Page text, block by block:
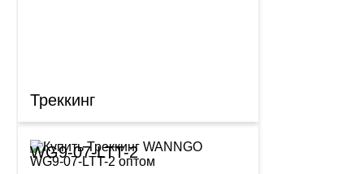
Треккинг
WG9-07-LTT-2